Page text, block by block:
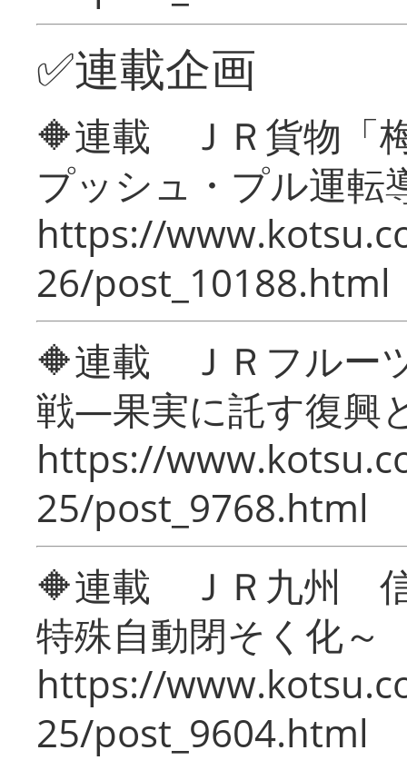
✅連載企画
🔶連載 ＪＲ貨物「
プッシュ・プル運転
https://
26/post_10188.html
🔶連載 ＪＲフルー
戦―果実に託す復興
https://
25/post_9768.html
🔶連載 ＪＲ九州 信
特殊自動閉そく化～
https://
25/post_9604.html